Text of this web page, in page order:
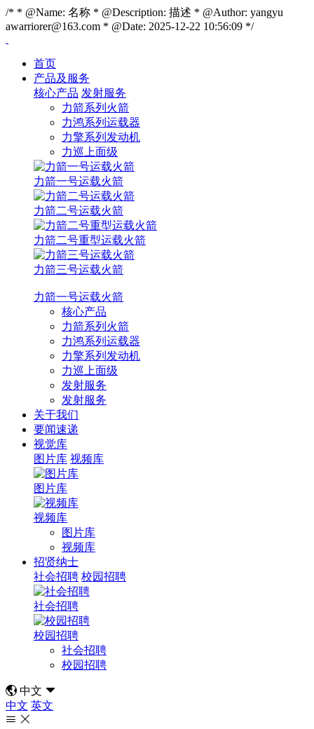
/* * @Name: 名称 * @Description: 描述 * @Author: yangyu
awarriorer@163.com * @Date: 2025-12-22 10:56:09 */
首页
产品及服务
核心产品 发射服务
力箭系列火箭
力鸿系列运载器
力擎系列发动机
力巡上面级
力箭一号运载火箭
力箭二号运载火箭
力箭二号重型运载火箭
力箭三号运载火箭
力箭一号运载火箭
核心产品
力箭系列火箭
力鸿系列运载器
力擎系列发动机
力巡上面级
发射服务
发射服务
关于我们
要闻速递
视觉库
图片库 视频库
图片库
视频库
图片库
视频库
招贤纳士
社会招聘 校园招聘
社会招聘
校园招聘
社会招聘
校园招聘
 中文 
中文 英文
 